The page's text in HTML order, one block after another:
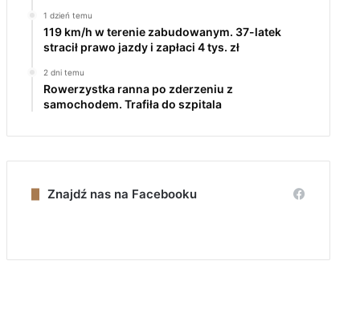
1 dzień temu
119 km/h w terenie zabudowanym. 37-latek
stracił prawo jazdy i zapłaci 4 tys. zł
2 dni temu
Rowerzystka ranna po zderzeniu z
samochodem. Trafiła do szpitala
Znajdź nas na Facebooku